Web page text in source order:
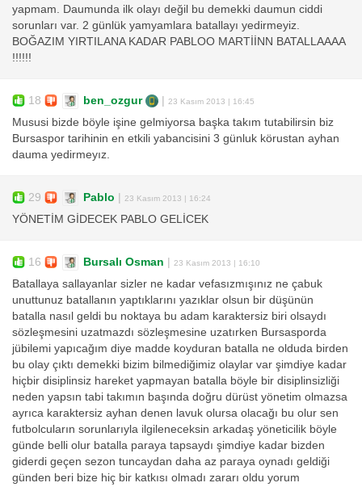
yapmam. Daumunda ilk olayı değil bu demekki daumun ciddi
sorunları var. 2 günlük yamyamlara batallayı yedirmeyiz.
BOĞAZIM YIRTILANA KADAR PABLOO MARTİİNN BATALLAAAA
!!!!!!
18 ben_ozgur | 23 Kasım 2013 | 16:45
Mususi bizde böyle işine gelmiyorsa başka takım tutabilirsin biz
Bursaspor tarihinin en etkili yabancisini 3 günluk körustan ayhan
dauma yedirmeyız.
29 Pablo | 23 Kasım 2013 | 16:24
YÖNETİM GİDECEK PABLO GELİCEK
16 Bursalı Osman | 23 Kasım 2013 | 16:10
Batallaya sallayanlar sizler ne kadar vefasızmışınız ne çabuk
unuttunuz batallanın yaptıklarını yazıklar olsun bir düşünün
batalla nasıl geldi bu noktaya bu adam karaktersiz biri olsaydı
sözleşmesini uzatmazdı sözleşmesine uzatırken Bursasporda
jübilemi yapıcağım diye madde koyduran batalla ne olduda birden
bu olay çıktı demekki bizim bilmediğimiz olaylar var şimdiye kadar
hiçbir disiplinsiz hareket yapmayan batalla böyle bir disiplinsizliği
neden yapsın tabi takımın başında doğru dürüst yönetim olmazsa
ayrıca karaktersiz ayhan denen lavuk olursa olacağı bu olur sen
futbolcuların sorunlarıyla ilgileneceksin arkadaş yöneticilik böyle
günde belli olur batalla paraya tapsaydı şimdiye kadar bizden
giderdi geçen sezon tuncaydan daha az paraya oynadı geldiği
günden beri bize hiç bir katkısı olmadı zararı oldu yorum